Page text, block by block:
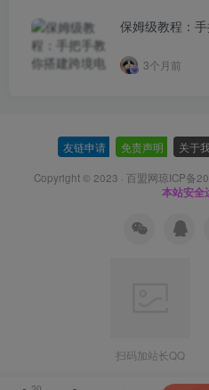
保姆级教程：
3个月前
友链申请 免责声明 关于
Copyright © 2023 · 百盟网琼ICP备
本站安全
扫码加站长QQ